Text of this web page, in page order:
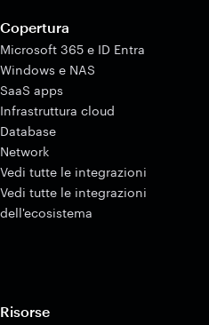
Copertura
Microsoft 365 e ID Entra
Windows e NAS
SaaS apps
Infrastruttura cloud
Database
Network
Vedi tutte le integrazioni
Vedi tutte le integrazioni
dell'ecosistema
Risorse